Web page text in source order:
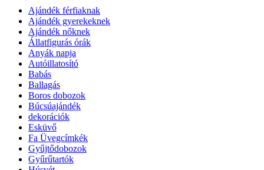
Ajándék férfiaknak
Ajándék gyerekeknek
Ajándék nőknek
Állatfigurás órák
Anyák napja
Autóillatosító
Babás
Ballagás
Boros dobozok
Búcsúajándék
dekorációk
Esküvő
Fa Üvegcímkék
Gyűjtődobozok
Gyűrűtartók